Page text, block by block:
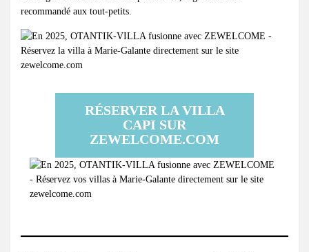
recommandé aux tout-petits.
RÉSERVER LA VILLA
CAPI SUR
ZEWELCOME.COM